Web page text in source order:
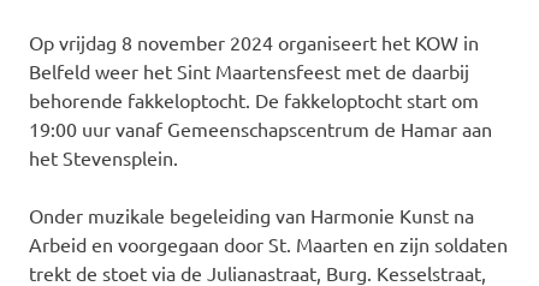
Op vrijdag 8 november 2024 organiseert het KOW in
Belfeld weer het Sint Maartensfeest met de daarbij
behorende fakkeloptocht. De fakkeloptocht start om
19:00 uur vanaf Gemeenschapscentrum de Hamar aan
het Stevensplein.
Onder muzikale begeleiding van Harmonie Kunst na
Arbeid en voorgegaan door St. Maarten en zijn soldaten
trekt de stoet via de Julianastraat, Burg. Kesselstraat,